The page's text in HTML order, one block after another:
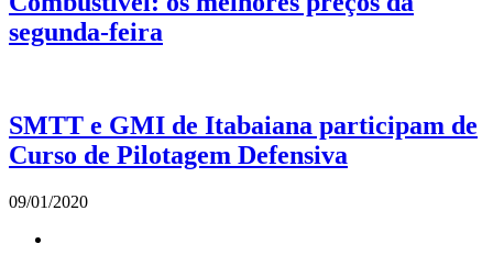
segunda-feira
SMTT e GMI de Itabaiana participam de
Curso de Pilotagem Defensiva
09/01/2020